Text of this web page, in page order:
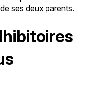
ses deux parents.